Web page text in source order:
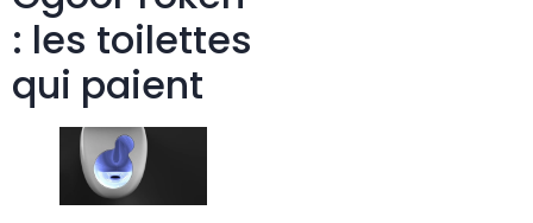
: les toilettes
qui paient